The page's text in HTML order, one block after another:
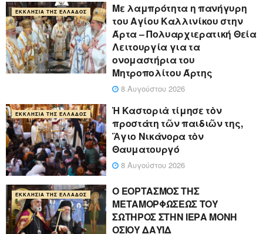
ΕΚΚΛΗΣΊΑ ΤΗΣ ΕΛΛΆΔΟΣ
Με λαμπρότητα η πανήγυρη
του Αγίου Καλλινίκου στην
Άρτα – Πολυαρχιερατική Θεία
Λειτουργία για τα
ονομαστήρια του
Μητροπολίτου Άρτης
8 Αυγούστου 2026
ΕΚΚΛΗΣΊΑ ΤΗΣ ΕΛΛΆΔΟΣ
Ἡ Καστοριὰ τίμησε τὸν
προστάτη τῶν παιδιῶν της,
Ἅγιο Νικάνορα τὸν
Θαυματουργό
8 Αυγούστου 2026
ΕΚΚΛΗΣΊΑ ΤΗΣ ΕΛΛΆΔΟΣ
Ο ΕΟΡΤΑΣΜΟΣ ΤΗΣ
ΜΕΤΑΜΟΡΦΩΣΕΩΣ ΤΟΥ
ΣΩΤΗΡΟΣ ΣΤΗΝ ΙΕΡΑ ΜΟΝΗ
ΟΣΙΟΥ ΔΑΥΪΔ